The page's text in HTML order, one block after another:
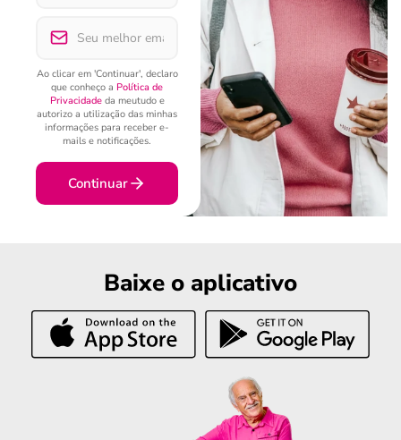
Ao clicar em 'Continuar', declaro
que conheço a Política de
Privacidadeda meutudo e
autorizo a utilização das minhas
informações para receber e-
mails e notificações.
Continuar
Baixe o aplicativo